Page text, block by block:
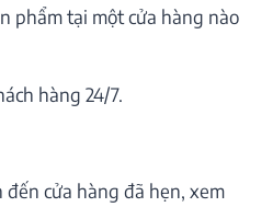
phẩm tại một cửa hàng nào
hàng 24/7.
cửa hàng đã hẹn, xem